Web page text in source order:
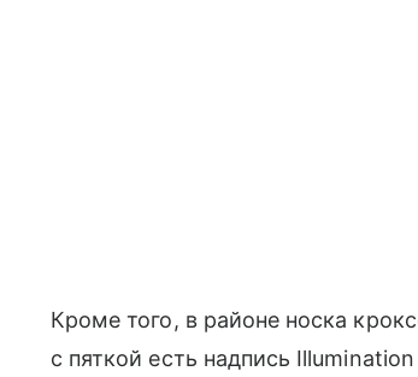
Кроме того, в районе носка
с пяткой есть надпись